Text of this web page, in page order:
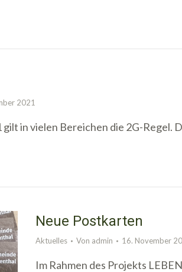
2021
in vielen Bereichen die 2G-Regel.
Neue Postkarten
Aktuelles Von admin 16. November
Im Rahmen des Projekts